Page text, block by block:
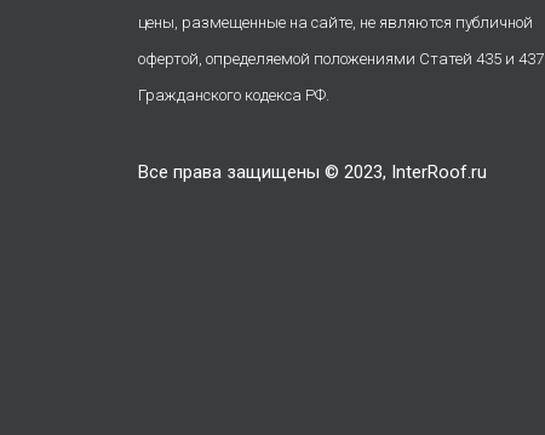
цены, размещенные на сайте, не являются публичной
офертой, определяемой положениями Статей 435 и 437
Гражданского кодекса РФ.
Все права защищены © 2023, InterRoof.ru